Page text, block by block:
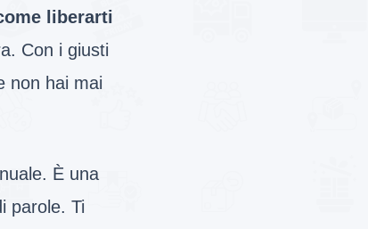
liberarti
Con i giusti
non hai mai
È una
parole. Ti